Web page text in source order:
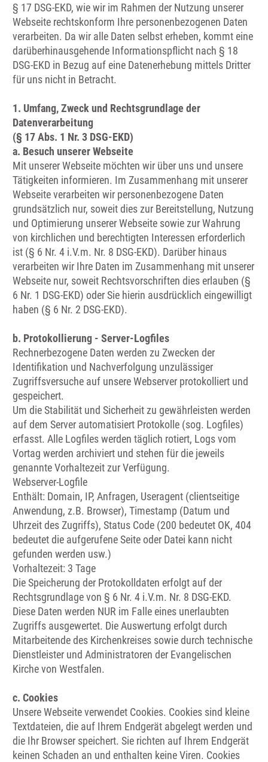
§ 17 DSG-EKD, wie wir im Rahmen der Nutzung unserer
Webseite rechtskonform Ihre personenbezogenen Daten
verarbeiten. Da wir alle Daten selbst erheben, kommt eine
darüberhinausgehende Informationspflicht nach § 18
DSG-EKD in Bezug auf eine Datenerhebung mittels Dritter
für uns nicht in Betracht.
1. Umfang, Zweck und Rechtsgrundlage der
Datenverarbeitung
(§ 17 Abs. 1 Nr. 3 DSG-EKD)
a. Besuch unserer Webseite
Mit unserer Webseite möchten wir über uns und unsere
Tätigkeiten informieren. Im Zusammenhang mit unserer
Webseite verarbeiten wir personenbezogene Daten
grundsätzlich nur, soweit dies zur Bereitstellung, Nutzung
und Optimierung unserer Webseite sowie zur Wahrung
von kirchlichen und berechtigten Interessen erforderlich
ist (§ 6 Nr. 4 i.V.m. Nr. 8 DSG-EKD). Darüber hinaus
verarbeiten wir Ihre Daten im Zusammenhang mit unserer
Webseite nur, soweit Rechtsvorschriften dies erlauben (§
6 Nr. 1 DSG-EKD) oder Sie hierin ausdrücklich eingewilligt
haben (§ 6 Nr. 2 DSG-EKD).
b. Protokollierung - Server-Logfiles
Rechnerbezogene Daten werden zu Zwecken der
Identifikation und Nachverfolgung unzulässiger
Zugriffsversuche auf unsere Webserver protokolliert und
gespeichert.
Um die Stabilität und Sicherheit zu gewährleisten werden
auf dem Server automatisiert Protokolle (sog. Logfiles)
erfasst. Alle Logfiles werden täglich rotiert, Logs vom
Vortag werden archiviert und stehen für die jeweils
genannte Vorhaltezeit zur Verfügung.
Webserver-Logfile
Enthält: Domain, IP, Anfragen, Useragent (clientseitige
Anwendung, z.B. Browser), Timestamp (Datum und
Uhrzeit des Zugriffs), Status Code (200 bedeutet OK, 404
bedeutet die aufgerufene Seite oder Datei kann nicht
gefunden werden usw.)
Vorhaltezeit: 3 Tage
Die Speicherung der Protokolldaten erfolgt auf der
Rechtsgrundlage von § 6 Nr. 4 i.V.m. Nr. 8 DSG-EKD.
Diese Daten werden NUR im Falle eines unerlaubten
Zugriffs ausgewertet. Die Auswertung erfolgt durch
Mitarbeitende des Kirchenkreises sowie durch technische
Dienstleister und Administratoren der Evangelischen
Kirche von Westfalen.
c. Cookies
Unsere Webseite verwendet Cookies. Cookies sind kleine
Textdateien, die auf Ihrem Endgerät abgelegt werden und
die Ihr Browser speichert. Sie richten auf Ihrem Endgerät
keinen Schaden an und enthalten keine Viren. Cookies